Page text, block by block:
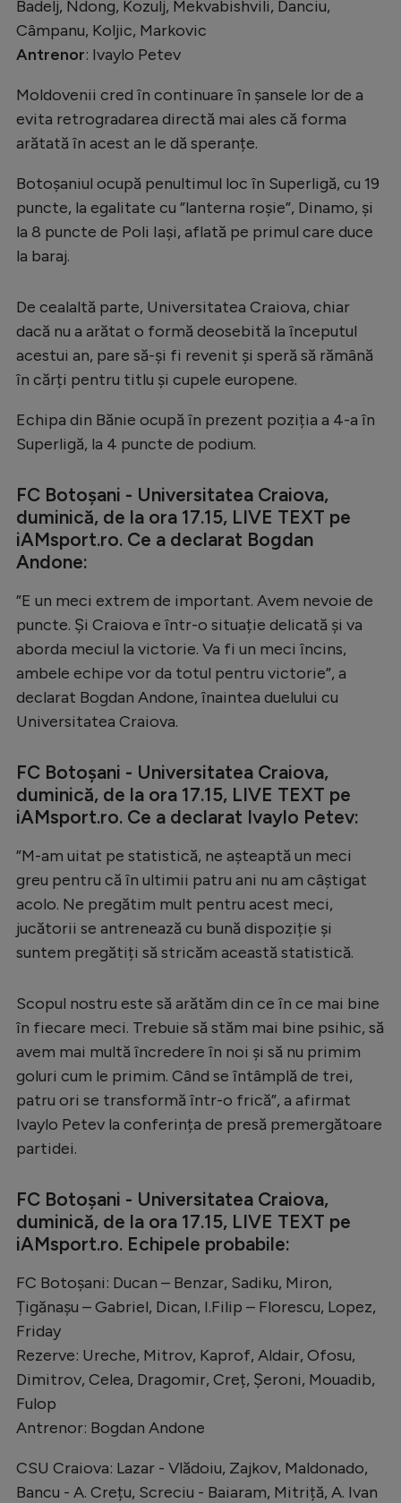
Badelj, Ndong, Kozulj, Mekvabishvili, Danciu,
Câmpanu, Koljic, Markovic
Antrenor: Ivaylo Petev
Moldovenii cred în continuare în șansele lor de a
evita retrogradarea directă mai ales că forma
arătată în acest an le dă speranțe.
Botoșaniul ocupă penultimul loc în Superligă, cu 19
puncte, la egalitate cu ”lanterna roșie”, Dinamo, și
la 8 puncte de Poli Iași, aflată pe primul care duce
la baraj.
De cealaltă parte, Universitatea Craiova, chiar
dacă nu a arătat o formă deosebită la începutul
acestui an, pare să-și fi revenit și speră să rămână
în cărți pentru titlu și cupele europene.
Echipa din Bănie ocupă în prezent poziția a 4-a în
Superligă, la 4 puncte de podium.
FC Botoșani - Universitatea Craiova,
duminică, de la ora 17.15, LIVE TEXT pe
iAMsport.ro. Ce a declarat Bogdan
Andone:
”E un meci extrem de important. Avem nevoie de
puncte. Și Craiova e într-o situație delicată și va
aborda meciul la victorie. Va fi un meci încins,
ambele echipe vor da totul pentru victorie”, a
declarat Bogdan Andone, înaintea duelului cu
Universitatea Craiova.
FC Botoșani - Universitatea Craiova,
duminică, de la ora 17.15, LIVE TEXT pe
iAMsport.ro. Ce a declarat Ivaylo Petev:
”M-am uitat pe statistică, ne așteaptă un meci
greu pentru că în ultimii patru ani nu am câștigat
acolo. Ne pregătim mult pentru acest meci,
jucătorii se antrenează cu bună dispoziție și
suntem pregătiți să stricăm această statistică.
Scopul nostru este să arătăm din ce în ce mai bine
în fiecare meci. Trebuie să stăm mai bine psihic, să
avem mai multă încredere în noi și să nu primim
goluri cum le primim. Când se întâmplă de trei,
patru ori se transformă într-o frică”, a afirmat
Ivaylo Petev la conferința de presă premergătoare
partidei.
FC Botoșani - Universitatea Craiova,
duminică, de la ora 17.15, LIVE TEXT pe
iAMsport.ro. Echipele probabile:
FC Botoșani: Ducan – Benzar, Sadiku, Miron,
Țigănașu – Gabriel, Dican, I.Filip – Florescu, Lopez,
Friday
Rezerve: Ureche, Mitrov, Kaprof, Aldair, Ofosu,
Dimitrov, Celea, Dragomir, Creț, Șeroni, Mouadib,
Fulop
Antrenor: Bogdan Andone
CSU Craiova: Lazar - Vlădoiu, Zajkov, Maldonado,
Bancu - A. Crețu, Screciu - Baiaram, Mitriță, A. Ivan